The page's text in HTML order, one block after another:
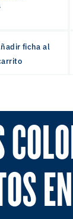
ficha al